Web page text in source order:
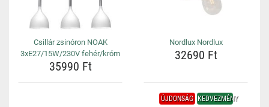
Csillár zsinóron NOAK
3xE27/15W/230V fehér/króm
35990 Ft
Nordlux Nordlux
32690 Ft
ÚJDONSÁG KEDVEZMÉNY